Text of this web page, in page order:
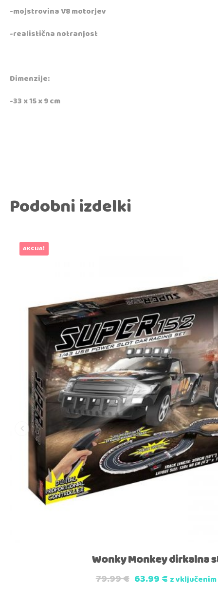
-mojstrovina V8 motorjev
-realistična notranjost
Dimenzije:
-33 x 15 x 9 cm
Podobni izdelki
AKCIJA!
Wonky Monkey dirkalna
79.99€ 63.99€ z vključenim